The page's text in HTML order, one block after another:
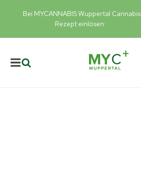
Bei MYCANNABIS Wuppertal Cannabis
Rezept einlösen: